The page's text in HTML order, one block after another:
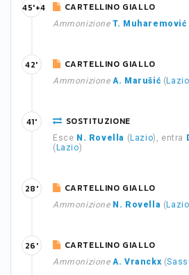
CARTELLINO GIALLO
Ammonizione T. Muharemović
45'+4
CARTELLINO GIALLO
Ammonizione A. Marušić ( Lazio
42'
SOSTITUZIONE
Esce N. Rovella ( Lazio), entra
( Lazio)
41'
CARTELLINO GIALLO
Ammonizione N. Rovella ( Lazio
28'
CARTELLINO GIALLO
Ammonizione A. Vranckx (
26'